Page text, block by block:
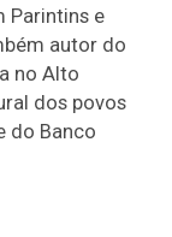
Parintins e
autor do
no Alto
dos povos
do Banco